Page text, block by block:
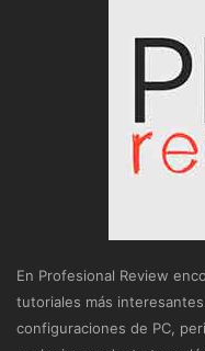
En Profesional Review
tutoriales más
configuraciones de PC,